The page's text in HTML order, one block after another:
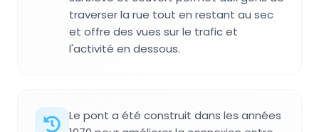
traverser la rue tout en restant au sec
et offre des vues sur le trafic et
l'activité en dessous.
Le pont a été construit dans les années